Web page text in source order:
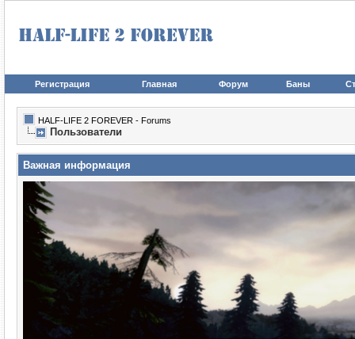
Регистрация Главная Форум Баны
HALF-LIFE 2 FOREVER - Forums
Пользователи
Важная информация